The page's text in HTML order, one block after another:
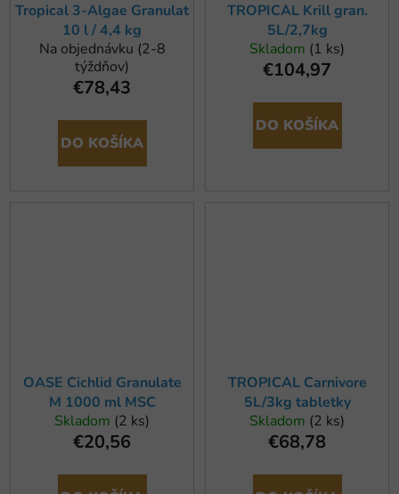
Tropical 3-Algae Granulat
10 l / 4,4 kg
Na objednávku (2-8
týždňov)
€78,43
DO KOŠÍKA
TROPICAL Krill gran.
5L/2,7kg
Skladom (1 ks)
€104,97
DO KOŠÍKA
OASE Cichlid Granulate
M 1000 ml MSC
Skladom (2 ks)
€20,56
TROPICAL Carnivore
5L/3kg tabletky
Skladom (2 ks)
€68,78